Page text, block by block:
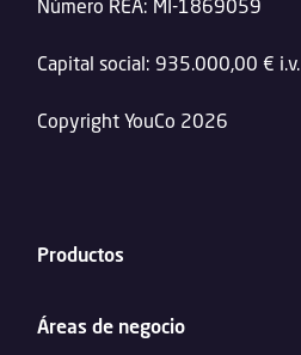
Número REA: MI-1869059
Capital social: 935.000,00 € i.v.
Copyright YouCo 2026
Productos
Áreas de negocio